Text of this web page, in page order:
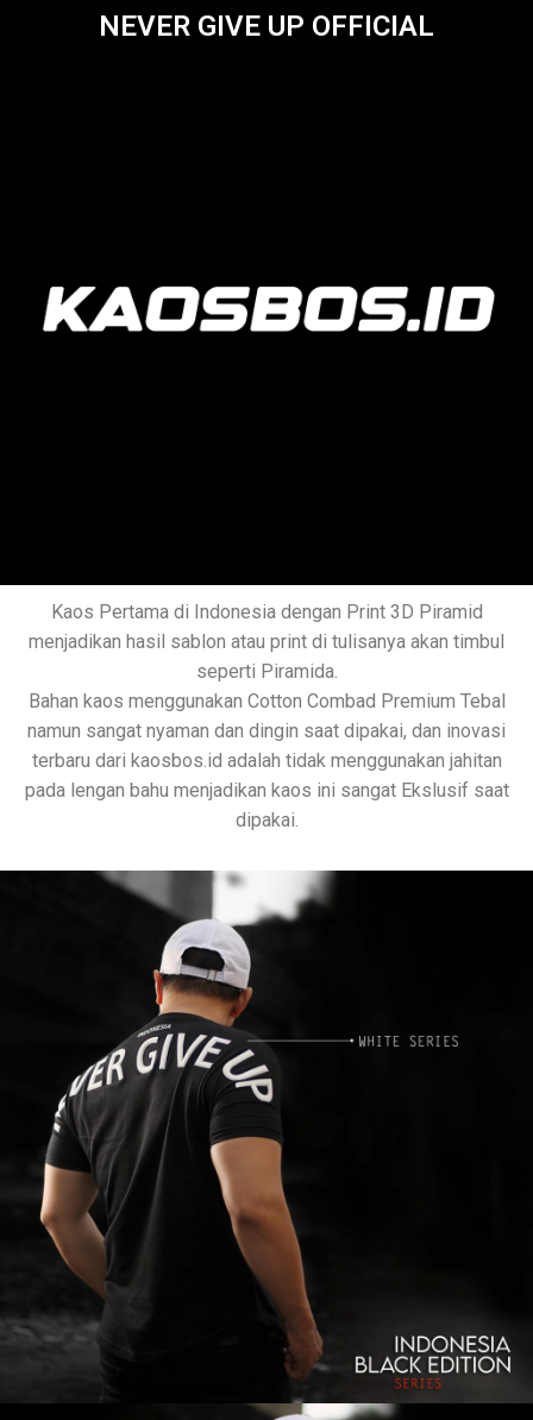
NEVER GIVE UP OFFICIAL
Kaos Pertama di Indonesia dengan Print 3D Piramid
menjadikan hasil sablon atau print di tulisanya akan timbul
seperti Piramida.
Bahan kaos menggunakan Cotton Combad Premium Tebal
namun sangat nyaman dan dingin saat dipakai, dan inovasi
terbaru dari kaosbos.id adalah tidak menggunakan jahitan
pada lengan bahu menjadikan kaos ini sangat Ekslusif saat
dipakai.